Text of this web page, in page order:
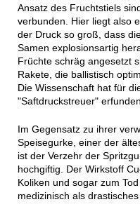
Ansatz des Fruchtstiels
verbunden. Hier liegt also
der Druck so groß, dass
Samen explosionsartig
Früchte schräg angesetzt
Rakete, die ballistisch
Die Wissenschaft hat für
"Saftdruckstreuer"
Im Gegensatz zu ihrer
Speisegurke, einer der
ist der Verzehr der
hochgiftig. Der Wirkstoff
Koliken und sogar zum
medizinisch als